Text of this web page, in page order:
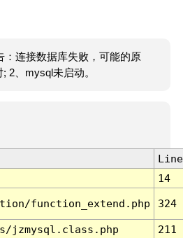
：连接数据库失败，可能的原
2、mysql未启动。
Line
14
function_extend.php 324
jzmysql.class.php
211